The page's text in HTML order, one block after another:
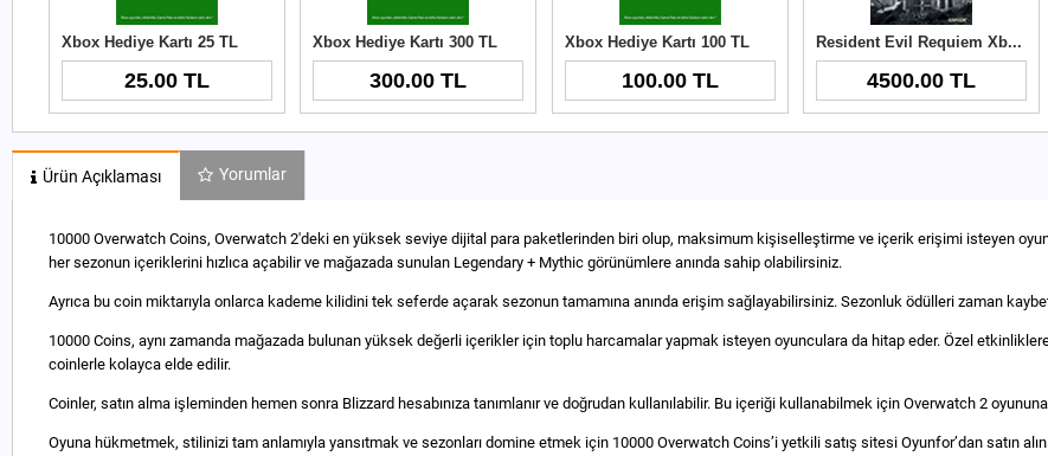
Xbox Hediye Kartı 25 TL
25.00 TL
Xbox Hediye Kartı 300 TL
300.00 TL
Xbox Hediye Kartı 100 TL
100.00 TL
Resident Evil Requiem Xbox Key
4500.00 TL
Ürün Açıklaması Yorumlar
10000 Overwatch Coins, Overwatch 2'deki en yüksek seviye dijital para paketlerinden biri olup, maksimum kişiselleştirme ve içerik erişimi isteyen
her sezonun içeriklerini hızlıca açabilir ve mağazada sunulan Legendary + Mythic görünümlere anında sahip olabilirsiniz.
Ayrıca bu coin miktarıyla onlarca kademe kilidini tek seferde açarak sezonun tamamına anında erişim sağlayabilirsiniz. Sezonluk ödülleri zaman
10000 Coins, aynı zamanda mağazada bulunan yüksek değerli içerikler için toplu harcamalar yapmak isteyen oyunculara da hitap eder. Özel
coinlerle kolayca elde edilir.
Coinler, satın alma işleminden hemen sonra Blizzard hesabınıza tanımlanır ve doğrudan kullanılabilir. Bu içeriği kullanabilmek için Overwatch 2
Oyuna hükmetmek, stilinizi tam anlamıyla yansıtmak ve sezonları domine etmek için 10000 Overwatch Coins’i yetkili satış sitesi Oyunfor’dan satın